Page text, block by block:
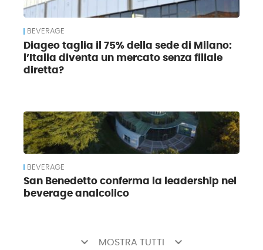
BEVERAGE
Diageo taglia il 75% della sede di Milano:
l’Italia diventa un mercato senza filiale
diretta?
BEVERAGE
San Benedetto conferma la leadership nel
beverage analcolico
keyboard_arrow_down MOSTRA TUTTI keyboard_arrow_down